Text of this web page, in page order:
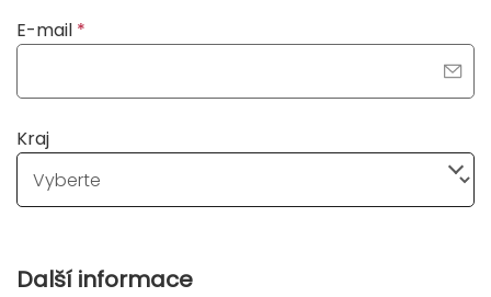
E-mail *
Kraj
Další informace